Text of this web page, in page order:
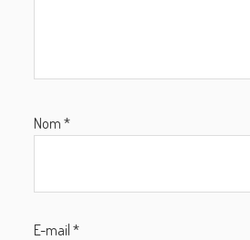
Nom*
E-mail*